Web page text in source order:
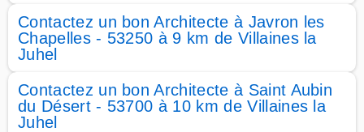
Contactez un bon Architecte à Javron les
Chapelles - 53250 à 9 km de Villaines la
Juhel
Contactez un bon Architecte à Saint Aubin
du Désert - 53700 à 10 km de Villaines la
Juhel